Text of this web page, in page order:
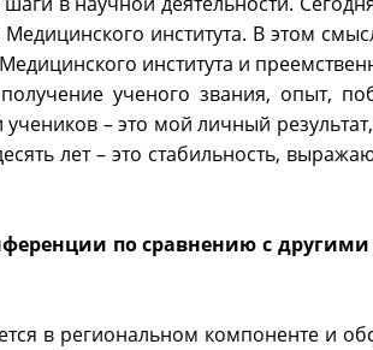
института. В этом
института и
ученого звания, опыт,
– это мой личный
лет – это стабильность,
по сравнению с
в региональном компоненте и